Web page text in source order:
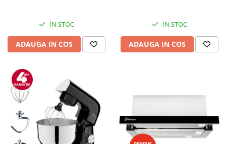
IN STOC
ADAUGA IN COS
IN STOC
ADAUGA IN COS